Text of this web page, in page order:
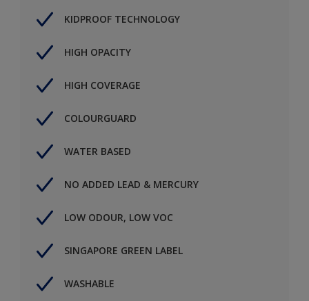
KIDPROOF TECHNOLOGY
HIGH OPACITY
HIGH COVERAGE
COLOURGUARD
WATER BASED
NO ADDED LEAD & MERCURY
LOW ODOUR, LOW VOC
SINGAPORE GREEN LABEL
WASHABLE